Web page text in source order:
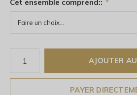
Cet ensemble comprend:: *
AJOUTER
PAYER